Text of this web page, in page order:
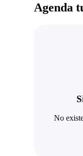
Agenda
No